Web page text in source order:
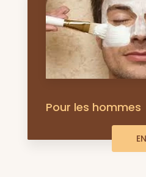
Pour les hommes